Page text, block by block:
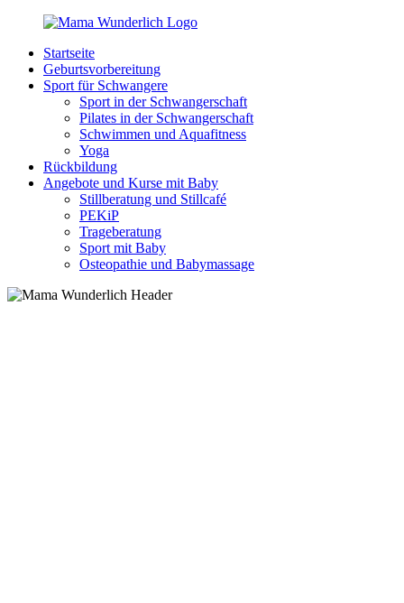
Zurück
Inhalt
MamaWunderlich.de
Mutti
sein
wunderbar!
Startseite
Geburtsvorbereitung
Sport für Schwangere
Sport in der Schwangerschaft
Pilates in der Schwangerschaft
Schwimmen und Aquafitness
Yoga
Rückbildung
Angebote und Kurse mit Baby
Stillberatung und Stillcafé
PEKiP
Trageberatung
Sport mit Baby
Osteopathie und Babymassage